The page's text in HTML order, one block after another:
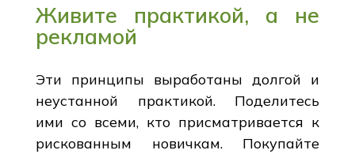
Живите практикой, а не
рекламой
Эти принципы выработаны долгой и
неустанной практикой. Поделитесь
ими со всеми, кто присматривается к
рискованным новичкам. Покупайте